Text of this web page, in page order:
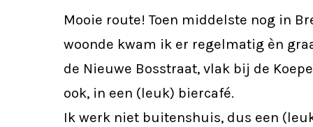
Mooie route! Toen middelste nog in
woonde kwam ik er regelmatig èn
de Nieuwe Bosstraat, vlak bij de
ook, in een (leuk) biercafé.
Ik werk niet buitenshuis, dus een